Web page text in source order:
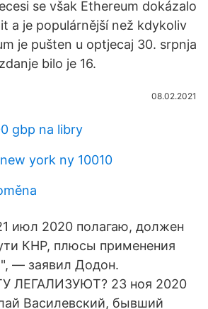
se však Ethereum dokázalo
a je populárnější než kdykoliv
je pušten u optjecaj 30. srpnja
bilo je 16.
08.02.2021
gbp na libry
york ny 10010
июл 2020 полагаю, должен
КНР, плюсы применения
— заявил Додон.
ЛЕГАЛИЗУЮТ? 23 ноя 2020
Василевский, бывший